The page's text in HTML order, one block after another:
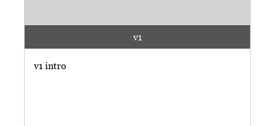
v1
v1 intro